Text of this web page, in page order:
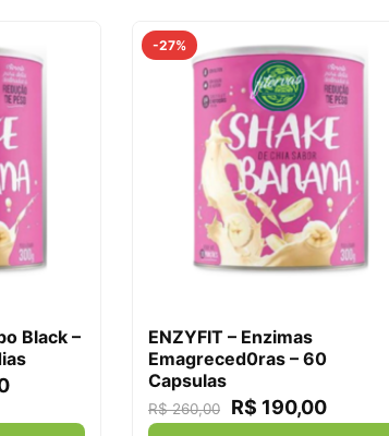
Black –
-27%
ENZYFIT – Enzimas
Emagreced0ras – 60
Capsulas
R$260,00 R$ 190,00